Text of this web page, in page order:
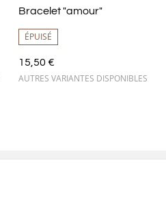
Bracelet "amour"
ÉPUISÉ
15,50 €
AUTRES VARIANTES DISPONIBLES